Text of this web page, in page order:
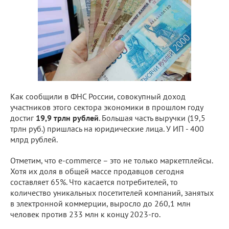
Как сообщили в ФНС России, совокупный доход
участников этого сектора экономики в прошлом году
достиг 19,9 трлн рублей. Большая часть выручки (19,5
трлн руб.) пришлась на юридические лица. У ИП - 400
млрд рублей.
Отметим, что e-commerce – это не только маркетплейсы.
Хотя их доля в общей массе продавцов сегодня
составляет 65%. Что касается потребителей, то
количество уникальных посетителей компаний, занятых
в электронной коммерции, выросло до 260,1 млн
человек против 233 млн к концу 2023-го.